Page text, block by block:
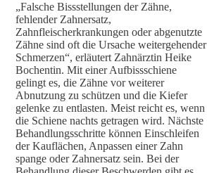
„Falsche Bissstellungen der Zähne,
fehlender Zahnersatz,
Zahnfleischerkrankungen oder abgenutzte
Zähne sind oft die Ursache weitergehender
Schmerzen“, erläutert Zahnärztin Heike
Bochentin. Mit einer Aufbissschiene
gelingt es, die Zähne vor weiterer
Abnutzung zu schützen und die Kiefer
gelenke zu entlasten. Meist reicht es, wenn
die Schiene nachts getragen wird. Nächste
Behandlungsschritte können Einschleifen
der Kauflächen, Anpassen einer Zahn
spange oder Zahnersatz sein. Bei der